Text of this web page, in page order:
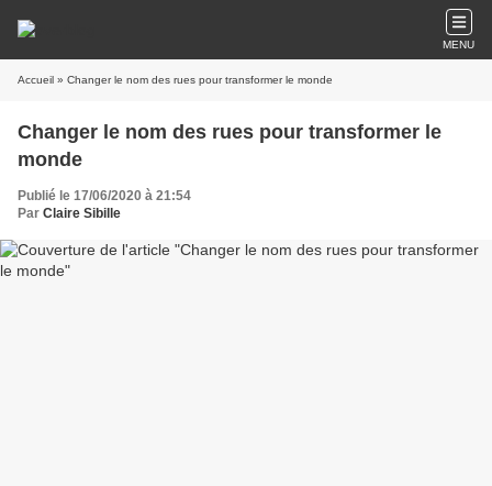
MENU
Accueil » Changer le nom des rues pour transformer le monde
Changer le nom des rues pour transformer le
monde
Publié le 17/06/2020 à 21:54
Par Claire Sibille